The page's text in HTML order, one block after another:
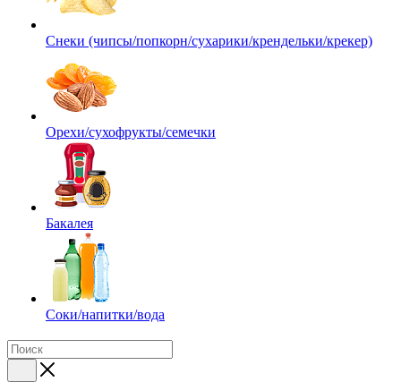
Снеки (чипсы/попкорн/сухарики/крендельки/крекер)
Орехи/сухофрукты/семечки
Бакалея
Соки/напитки/вода